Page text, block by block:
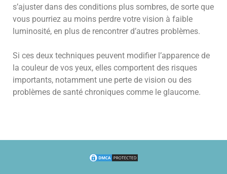
s’ajuster dans des conditions plus sombres, de sorte que
vous pourriez au moins perdre votre vision à faible
luminosité, en plus de rencontrer d’autres problèmes.
Si ces deux techniques peuvent modifier l’apparence de
la couleur de vos yeux, elles comportent des risques
importants, notamment une perte de vision ou des
problèmes de santé chroniques comme le glaucome.